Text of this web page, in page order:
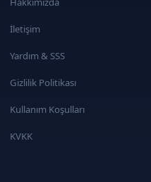
ve
İletişim
Yardım & SSS
Gizlilik Politikası
Kullanım Koşulları
KVKK